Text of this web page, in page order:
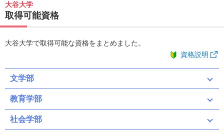
大谷大学
取得可能資格
大谷大学で取得可能な資格をまとめました。
資格説明
文学部
教育学部
社会学部